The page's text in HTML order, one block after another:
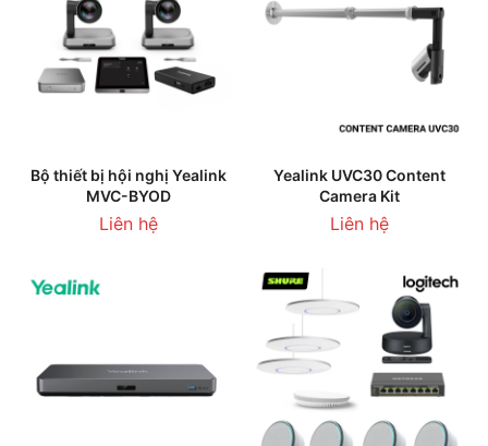
Bộ thiết bị hội nghị Yealink
MVC-BYOD
Liên hệ
Yealink UVC30 Content
Camera Kit
Liên hệ